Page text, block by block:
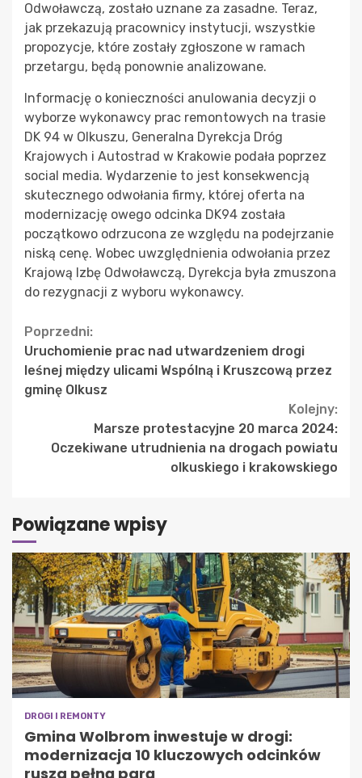
Odwoławczą, zostało uznane za zasadne. Teraz,
jak przekazują pracownicy instytucji, wszystkie
propozycje, które zostały zgłoszone w ramach
przetargu, będą ponownie analizowane.
Informację o konieczności anulowania decyzji o
wyborze wykonawcy prac remontowych na trasie
DK 94 w Olkuszu, Generalna Dyrekcja Dróg
Krajowych i Autostrad w Krakowie podała poprzez
social media. Wydarzenie to jest konsekwencją
skutecznego odwołania firmy, której oferta na
modernizację owego odcinka DK94 została
początkowo odrzucona ze względu na podejrzanie
niską cenę. Wobec uwzględnienia odwołania przez
Krajową Izbę Odwoławczą, Dyrekcja była zmuszona
do rezygnacji z wyboru wykonawcy.
Continue
Reading
Poprzedni:
Uruchomienie prac nad utwardzeniem drogi
leśnej między ulicami Wspólną i Kruszcową przez
gminę Olkusz
Kolejny:
Marsze protestacyjne 20 marca 2024:
Oczekiwane utrudnienia na drogach powiatu
olkuskiego i krakowskiego
Powiązane wpisy
DROGI I REMONTY
Gmina Wolbrom inwestuje w drogi:
modernizacja 10 kluczowych odcinków
rusza pełną parą